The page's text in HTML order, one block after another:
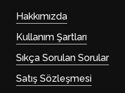
Hakkımızda
Kullanım Şartları
Sıkça Sorulan Sorular
Satış Sözleşmesi